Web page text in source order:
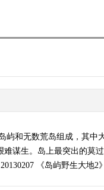
屿和无数荒岛组成，其
谋生。岛上最突出的莫
《岛屿野生大地2